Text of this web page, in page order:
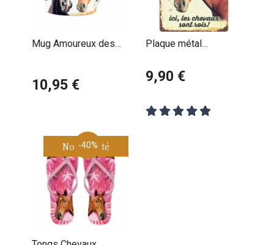
Mug Amoureux des
10,95 €
Plaque métal
9,90 €
-40%
Nouveauté